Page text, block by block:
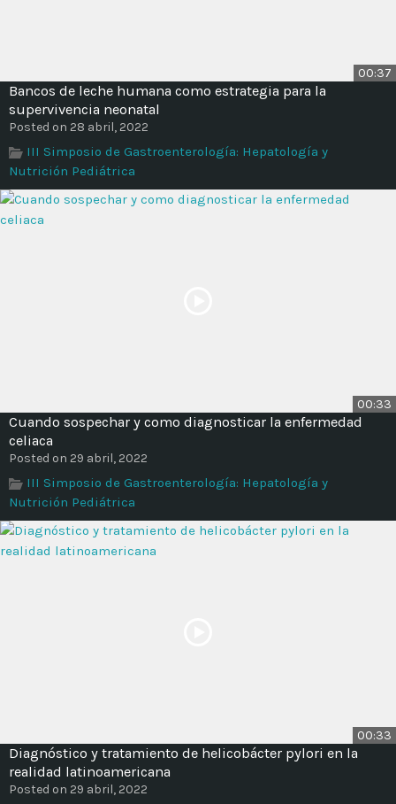
00:37
Bancos de leche humana como estrategia para la
supervivencia neonatal
Posted on 28 abril, 2022
III Simposio de Gastroenterología: Hepatología y
Nutrición Pediátrica
00:33
Cuando sospechar y como diagnosticar la enfermedad
celiaca
Posted on 29 abril, 2022
III Simposio de Gastroenterología: Hepatología y
Nutrición Pediátrica
00:33
Diagnóstico y tratamiento de helicobácter pylori en la
realidad latinoamericana
Posted on 29 abril, 2022